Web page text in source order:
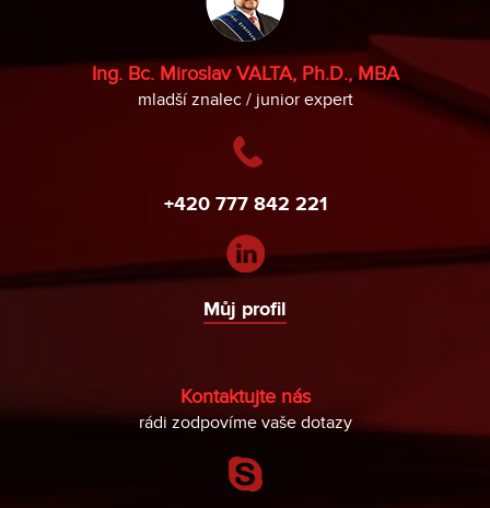
Kontaktujte nás
rádi zodpovíme vaše dotazy
Ing. Bc. Miroslav VALTA, Ph.D., MBA
mladší znalec / junior expert
+420 777 842 221
Můj profil